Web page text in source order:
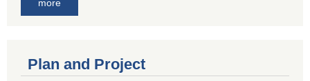
more
Plan and Project